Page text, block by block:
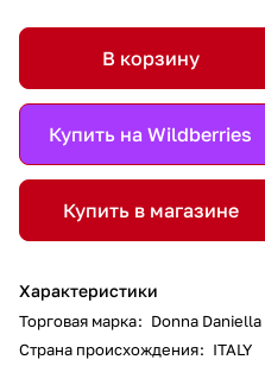
В корзину
Купить на Wildberries
Купить в магазине
Характеристики
Торговая марка: Donna Daniella
Страна происхождения: ITALY